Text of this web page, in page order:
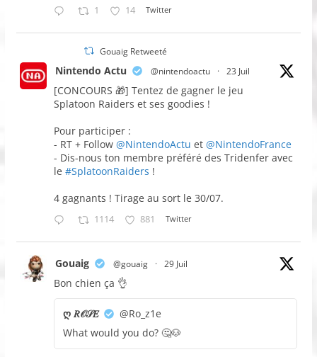
1 14 Twitter
Gouaig Retweeté
Nintendo Actu @nintendoactu · 23 Juil
[CONCOURS 🎁] Tentez de gagner le jeu
Splatoon Raiders et ses goodies !
Pour participer :
- RT + Follow @NintendoActu et @NintendoFrance
- Dis-nous ton membre préféré des Tridenfer avec
le #SplatoonRaiders !
4 gagnants ! Tirage au sort le 30/07.
1114 881 Twitter
Gouaig @gouaig · 29 Juil
Bon chien ça 👌
ღ 𝑅𝒪𝒮𝐸
@Ro_z1e
What would you do? 🤔🐶